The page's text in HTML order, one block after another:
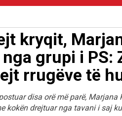
kryqit,
grupi i PS:
rrugëve të
disa orë më parë,
kokën drejtuar nga tavani i saj